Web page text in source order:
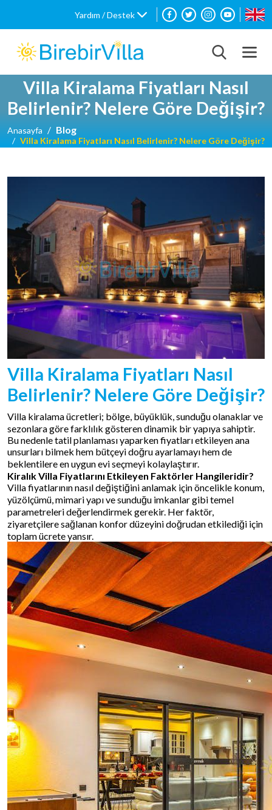
Yardım / Destek
Villa Kiralama Fiyatları Nasıl
Belirlenir? Nelere Göre Değişir?
Anasayfa Blog
Villa Kiralama Fiyatları Nasıl Belirlenir? Nelere Göre Değişir?
Villa Kiralama Fiyatları Nasıl
Belirlenir? Nelere Göre Değişir?
Villa kiralama ücretleri; bölge, büyüklük, sunduğu olanaklar ve
sezonlara göre farklılık gösteren dinamik bir yapıya sahiptir.
Bu nedenle tatil planlaması yaparken fiyatları etkileyen ana
unsurları bilmek hem bütçeyi doğru ayarlamayı hem de
beklentilere en uygun evi seçmeyi kolaylaştırır.
Kiralık Villa Fiyatlarını Etkileyen Faktörler Hangileridir?
Villa fiyatlarının nasıl değiştiğini anlamak için öncelikle konum,
yüzölçümü, mimari yapı ve sunduğu imkanlar gibi temel
parametreleri değerlendirmek gerekir. Her faktör,
ziyaretçilere sağlanan konfor düzeyini doğrudan etkilediği için
toplam ücrete yansır.